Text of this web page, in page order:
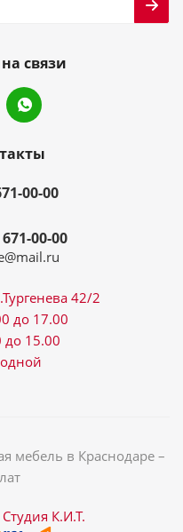
связи
00-00
00-00
42/2
до 17.00
до 15.00
мебель в Краснодаре –
К.И.Т.